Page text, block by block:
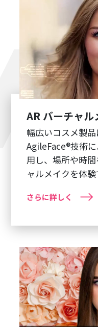
AR バーチャル
幅広いコスメ製
AgileFace®技術
用し、場所や時
ャルメイクを体験
さらに詳しく